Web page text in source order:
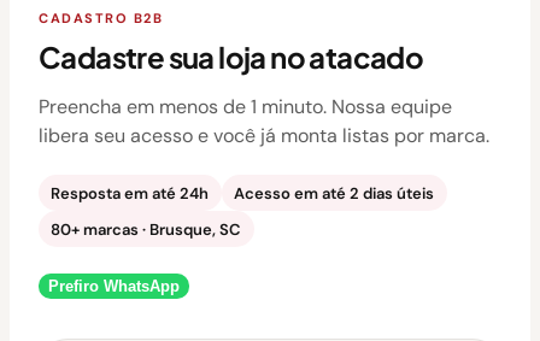
CADASTRO B2B
Cadastre sua loja no atacado
Preencha em menos de 1 minuto. Nossa equipe
libera seu acesso e você já monta listas por marca.
Resposta em até 24h
Acesso em até 2 dias úteis
80+ marcas · Brusque, SC
Prefiro WhatsApp